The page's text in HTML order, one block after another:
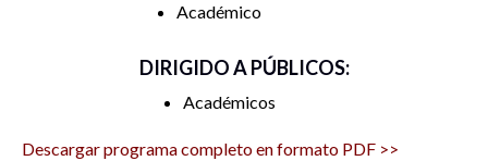
Académico
DIRIGIDO A PÚBLICOS:
Académicos
Descargar programa completo en formato PDF >>